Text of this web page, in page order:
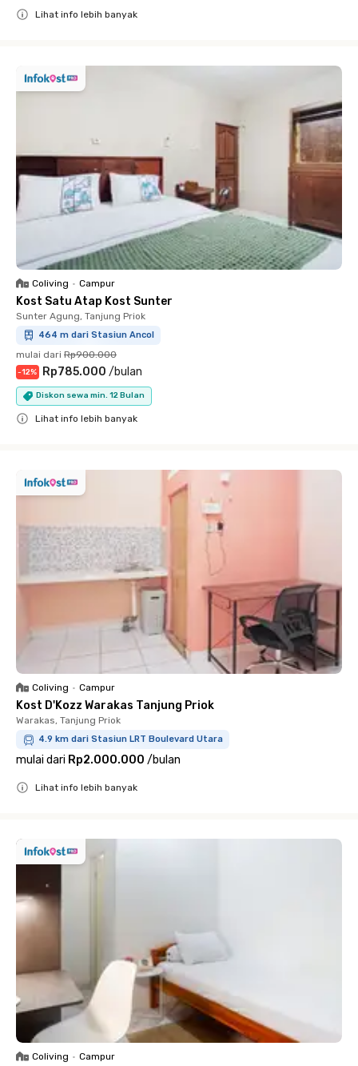
Lihat info lebih banyak
Coliving • Campur
Kost Satu Atap Kost Sunter
Sunter Agung, Tanjung Priok
464 m dari Stasiun Ancol
mulai dari Rp900.000
-12% Rp785.000 /bulan
Diskon sewa min. 12 Bulan
Lihat info lebih banyak
Coliving • Campur
Kost D'Kozz Warakas Tanjung Priok
Warakas, Tanjung Priok
4.9 km dari Stasiun LRT Boulevard Utara
mulai dari Rp2.000.000 /bulan
Lihat info lebih banyak
Coliving • Campur